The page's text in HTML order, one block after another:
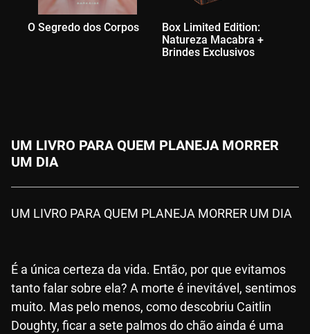
O Segredo dos Corpos
Box Limited Edition:
Natureza Macabra +
Brindes Exclusivos
UM LIVRO PARA QUEM PLANEJA MORRER
UM DIA
UM LIVRO PARA QUEM PLANEJA MORRER UM DIA
É a única certeza da vida. Então, por que evitamos
tanto falar sobre ela? A morte é inevitável, sentimos
muito. Mas pelo menos, como descobriu Caitlin
Doughty, ficar a sete palmos do chão ainda é uma